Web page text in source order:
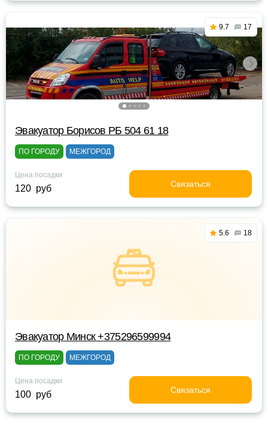
9.7 17
Эвакуатор Борисов РБ 504 61 18
ПО ГОРОДУ МЕЖГОРОД
Цена посадки
120 руб Связаться
5.6 18
Эвакуатор Минск +375296599994
ПО ГОРОДУ МЕЖГОРОД
Цена посадки
100 руб Связаться